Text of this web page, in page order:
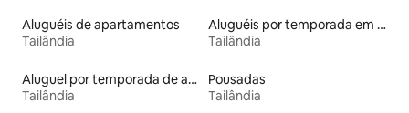
Aluguéis de apartamentos
Tailândia
Aluguéis por temporada em acampamentos
Tailândia
Aluguel por temporada de apart-hotéis
Tailândia
Pousadas
Tailândia